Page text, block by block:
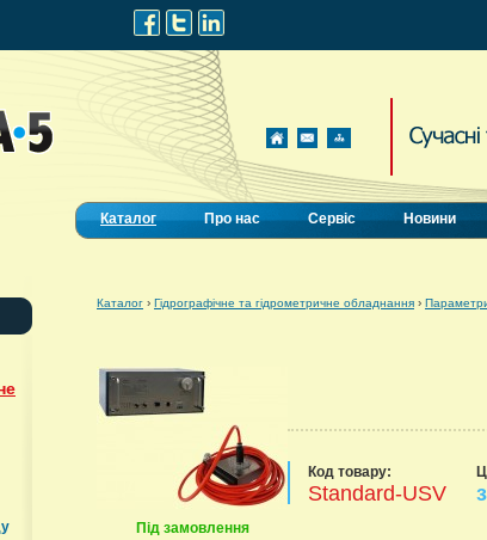
Каталог Про нас Сервіс Новини
Каталог › Гідрографічне та гідрометричне обладнання ›
Код товару:
Standard-USV
Під замовлення